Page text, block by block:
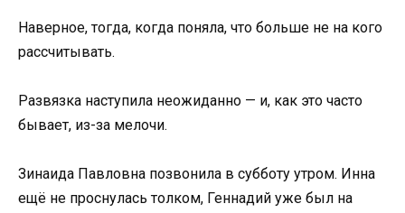
Наверное, тогда, когда поняла, что больше не на кого
рассчитывать.
Развязка наступила неожиданно — и, как это часто
бывает, из-за мелочи.
Зинаида Павловна позвонила в субботу утром. Инна
ещё не проснулась толком, Геннадий уже был на